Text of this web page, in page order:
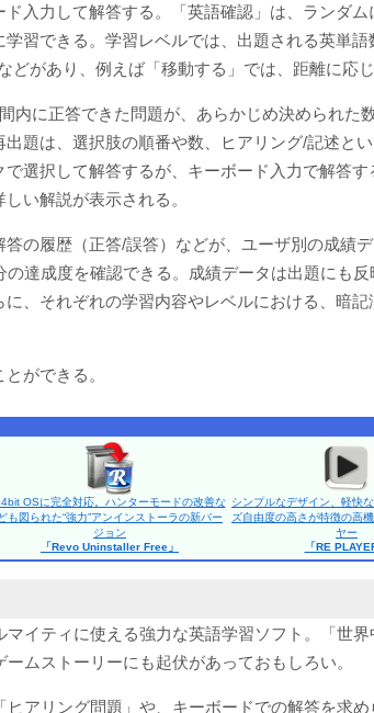
入力して解答する。「英語確認」は、ランダ
習できる。学習レベルでは、出題される英単
があり、例えば「移動する」では、距離に応
に正答できた問題が、あらかじめ決められた
題は、選択肢の順番や数、ヒアリング/記述と
選択して解答するが、キーボード入力で解答
い解説が表示される。
の履歴（正答/誤答）などが、ユーザ別の成績
達成度を確認できる。成績データは出題にも
、それぞれの学習内容やレベルにおける、暗
ができる。
OSに完全対応。ハンターモードの改善な
も図られた“強力”アンインストーラの新バー
ジョン
「Revo Uninstaller Free」
シンプルなデザイン、軽快
ズ自由度の高さが特徴の高
ヤー
「RE
イティに使える強力な英語学習ソフト。「世
ムストーリーにも起伏があっておもしろい。
アリング問題」や、キーボードでの解答を求